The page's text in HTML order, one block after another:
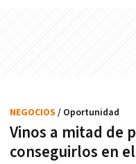
Vinos a mitad de
conseguirlos en
NEGOCIOS / Oportunidad